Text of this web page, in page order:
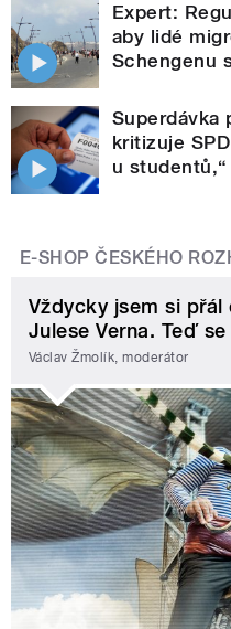
Expert:
aby lidé
Schengenu
Superdávka
kritizuje
u
E-SHOP ČESKÉHO
Vždycky jsem si
Julese Verna. Teď
Václav Žmolík, moderátor